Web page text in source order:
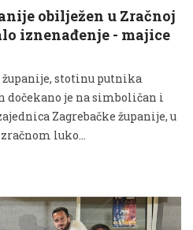
obilježen u Zračnoj
iznenađenje - majice
županije, stotinu putnika
dočekano je na simboličan i
Zagrebačke županije, u
luko...